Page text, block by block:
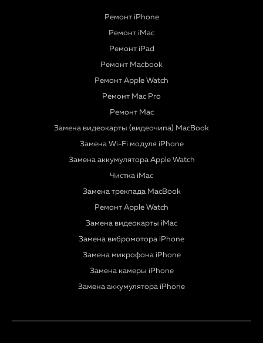
Ремонт iPhone
Ремонт iMac
Ремонт iPad
Ремонт Macbook
Ремонт Apple Watch
Ремонт Mac Pro
Ремонт Mac
Замена видеокарты (видеочипа) MacBook
Замена Wi-Fi модуля iPhone
Замена аккумулятора Apple Watch
Чистка iMac
Замена трекпада MacBook
Ремонт Apple Watch
Замена видеокарты iMac
Замена вибромотора iPhone
Замена микрофона iPhone
Замена камеры iPhone
Замена аккумулятора iPhone